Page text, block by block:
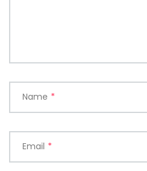
Name *
Email *